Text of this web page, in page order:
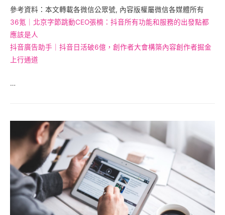
參考資料：本文轉載各微信公眾號, 內容版權屬微信各媒體所有
36氪｜北京字節跳動CEO張楠：抖音所有功能和服務的出發點都
應該是人
抖音廣告助手｜抖音日活破6億，創作者大會構築內容創作者掘金
上行通道
…